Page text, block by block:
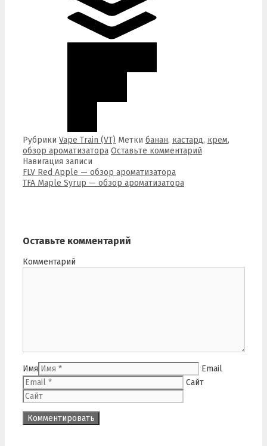
Рубрики Vape Train (VT) Метки банан, кастард, крем,
обзор ароматизатора Оставьте комментарий
Навигация записи
FLV Red Apple — обзор ароматизатора
TFA Maple Syrup — обзор ароматизатора
Оставьте комментарий
Комментарий
Имя
Email
Сайт